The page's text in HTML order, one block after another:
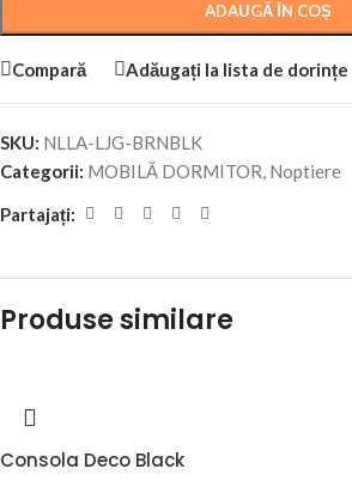
ADAUGĂ ÎN COȘ
Compară Adăugați la lista de dorințe
SKU: NLLA-LJG-BRNBLK
Categorii: MOBILĂ DORMITOR, Noptiere
Partajați:
Produse similare
Consola Deco Black